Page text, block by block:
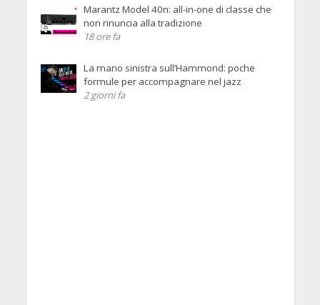
Marantz Model 40n: all-in-one di classe che
non rinuncia alla tradizione
18 ore fa
La mano sinistra sull’Hammond: poche
formule per accompagnare nel jazz
2 giorni fa